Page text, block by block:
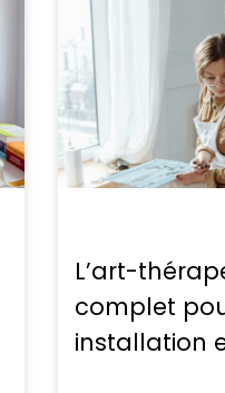
L’art-
complet
installation